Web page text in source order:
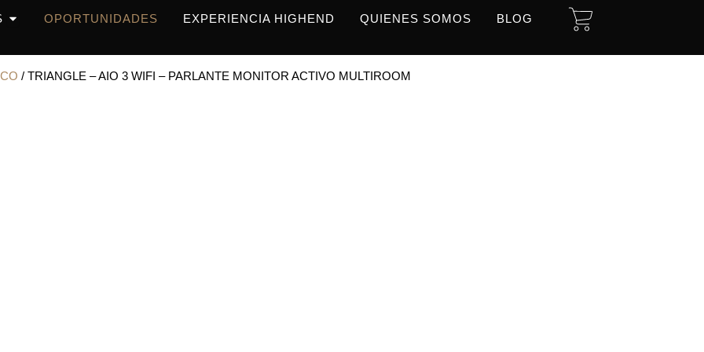
OPEN PRODUCTOS
OPORTUNIDADES EXPERIENCIA HIGHEND QUIENES SOMOS BLOG CART
/ TRIANGLE – AIO 3 WIFI – PARLANTE MONITOR ACTIVO MULTIROOM